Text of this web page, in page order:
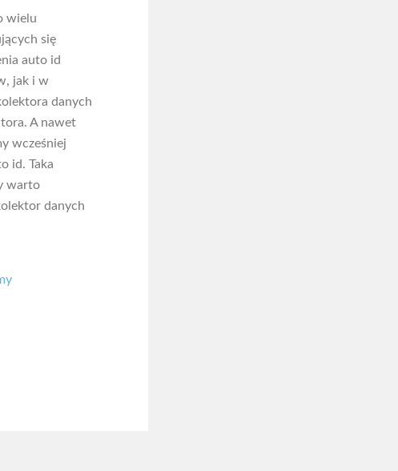
wielu
się
auto id
jak i w
danych
A nawet
wcześniej
id. Taka
warto
danych